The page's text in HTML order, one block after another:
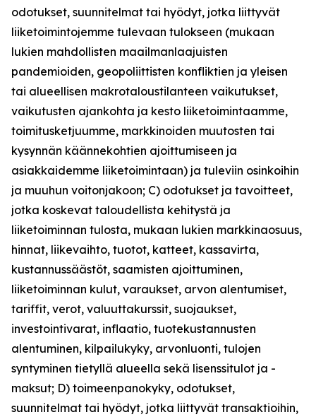
odotukset, suunnitelmat tai hyödyt, jotka liittyvät
liiketoimintojemme tulevaan tulokseen (mukaan
lukien mahdollisten maailmanlaajuisten
pandemioiden, geopoliittisten konfliktien ja yleisen
tai alueellisen makrotaloustilanteen vaikutukset,
vaikutusten ajankohta ja kesto liiketoimintaamme,
toimitusketjuumme, markkinoiden muutosten tai
kysynnän käännekohtien ajoittumiseen ja
asiakkaidemme liiketoimintaan) ja tuleviin osinkoihin
ja muuhun voitonjakoon; C) odotukset ja tavoitteet,
jotka koskevat taloudellista kehitystä ja
liiketoiminnan tulosta, mukaan lukien markkinaosuus,
hinnat, liikevaihto, tuotot, katteet, kassavirta,
kustannussäästöt, saamisten ajoittuminen,
liiketoiminnan kulut, varaukset, arvon alentumiset,
tariffit, verot, valuuttakurssit, suojaukset,
investointivarat, inflaatio, tuotekustannusten
alentuminen, kilpailukyky, arvonluonti, tulojen
syntyminen tietyllä alueella sekä lisenssitulot ja -
maksut; D) toimeenpanokyky, odotukset,
suunnitelmat tai hyödyt, jotka liittyvät transaktioihin,